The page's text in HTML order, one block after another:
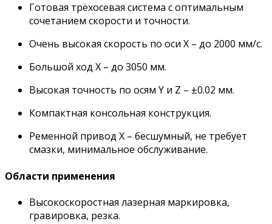
Готовая трёхосевая система с оптимальным
сочетанием скорости и точности.
Очень высокая скорость по оси X – до 2000 мм/с.
Большой ход X – до 3050 мм.
Высокая точность по осям Y и Z – ±0.02 мм.
Компактная консольная конструкция.
Ременной привод X – бесшумный, не требует
смазки, минимальное обслуживание.
Области применения
Высокоскоростная лазерная маркировка,
гравировка, резка.